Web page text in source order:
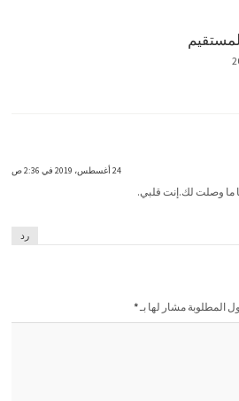
24 أغسطس، 2019 في 2:36 ص
ما وصلت لك.إنت قلبي.‬
رد
المطلوبة مشار لها بـ*